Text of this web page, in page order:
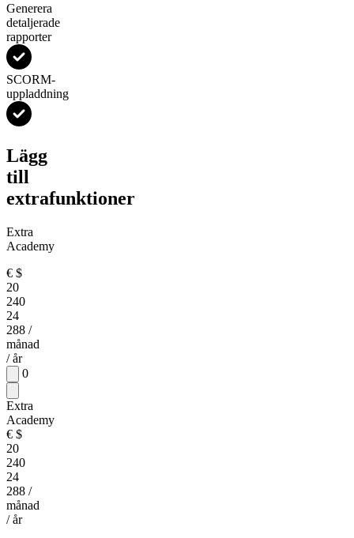
Generera
detaljerade
rapporter
SCORM-
uppladdning
Lägg
till
extrafunktioner
Extra
Academy
€ $
20
240
24
288 /
månad
/ år
0
Extra
Academy
€ $
20
240
24
288 /
månad
/ år